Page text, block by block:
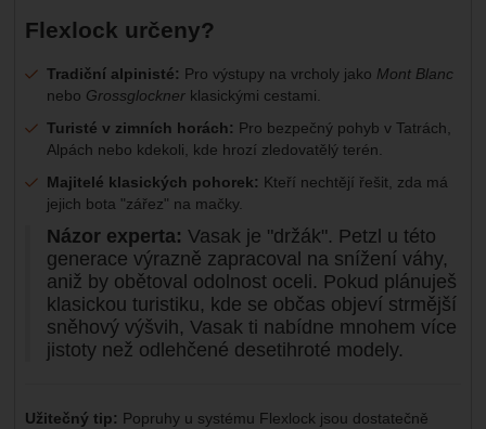
Flexlock určeny?
Tradiční alpinisté: Pro výstupy na vrcholy jako Mont Blanc
nebo Grossglocknerklasickými cestami.
Turisté v zimních horách: Pro bezpečný pohyb v Tatrách,
Alpách nebo kdekoli, kde hrozí zledovatělý terén.
Majitelé klasických pohorek: Kteří nechtějí řešit, zda má
jejich bota "zářez" na mačky.
Názor experta: Vasak je "držák". Petzl u této
generace výrazně zapracoval na snížení váhy,
aniž by obětoval odolnost oceli. Pokud plánuješ
klasickou turistiku, kde se občas objeví strmější
sněhový výšvih, Vasak ti nabídne mnohem více
jistoty než odlehčené desetihroté modely.
Užitečný tip: Popruhy u systému Flexlock jsou dostatečně